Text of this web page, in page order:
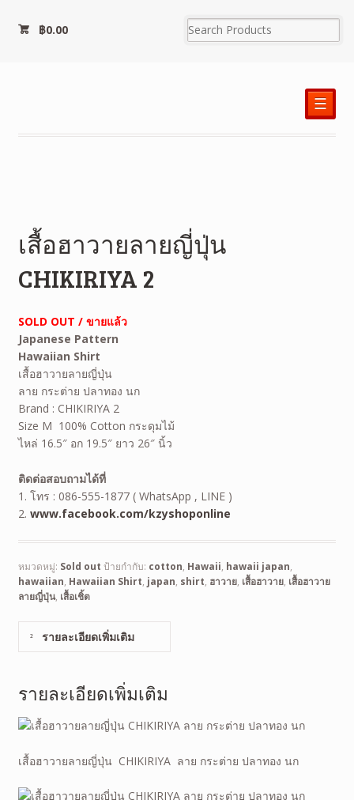
฿0.00
☰
เสื้อฮาวายลายญี่ปุ่น
CHIKIRIYA 2
SOLD OUT / ขายแล้ว
Japanese Pattern
Hawaiian Shirt
เสื้อฮาวายลายญี่ปุ่น
ลาย กระต่าย ปลาทอง นก
Brand : CHIKIRIYA 2
Size M 100% Cotton กระดุมไม้
ไหล่ 16.5″ อก 19.5″ ยาว 26″ นิ้ว
ติดต่อสอบถามได้ที่
1. โทร : 086-555-1877 ( WhatsApp , LINE )
2. www.facebook.com/kzyshoponline
หมวดหมู่: Sold out ป้ายกำกับ: cotton, Hawaii, hawaii japan,
hawaiian, Hawaiian Shirt, japan, shirt, ฮาวาย, เสื้อฮาวาย, เสื้อฮาวาย
ลายญี่ปุ่น, เสื้อเชิ้ต
รายละเอียดเพิ่มเติม
รายละเอียดเพิ่มเติม
เสื้อฮาวายลายญี่ปุ่น CHIKIRIYA ลาย กระต่าย ปลาทอง นก